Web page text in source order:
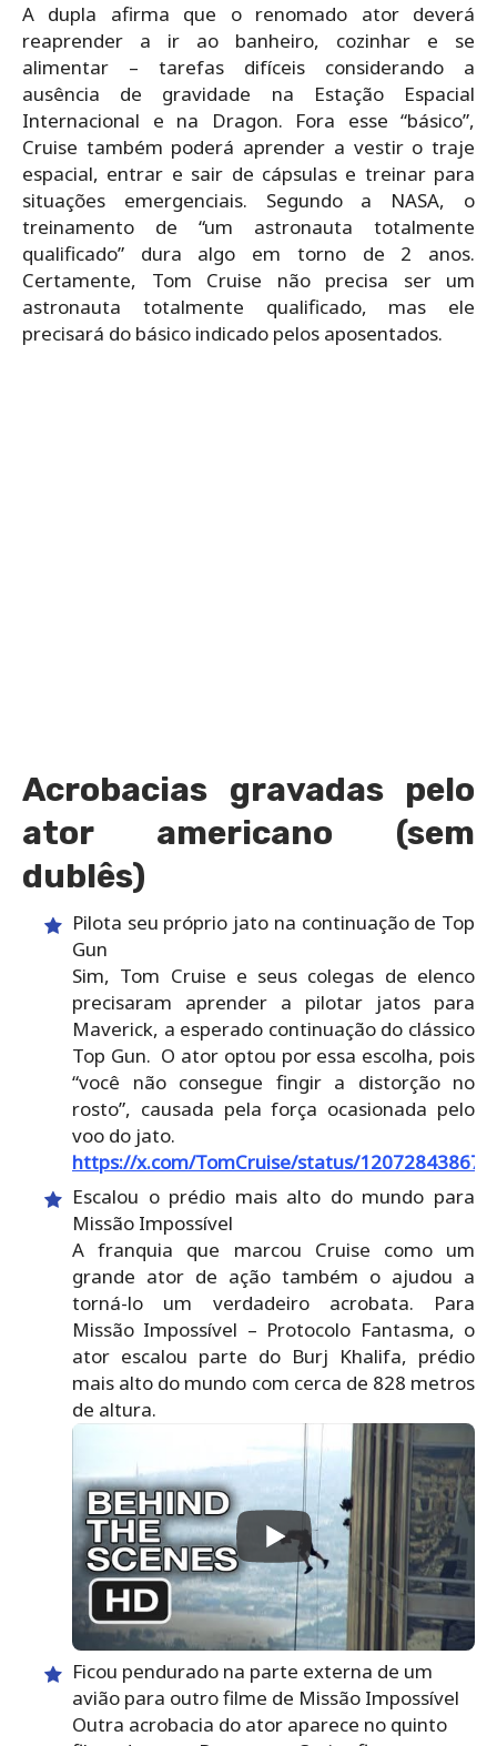
A dupla afirma que o renomado ator deverá
reaprender a ir ao banheiro, cozinhar e se
alimentar – tarefas difíceis considerando a
ausência de gravidade na Estação Espacial
Internacional e na Dragon. Fora esse “básico”,
Cruise também poderá aprender a vestir o traje
espacial, entrar e sair de cápsulas e treinar para
situações emergenciais. Segundo a NASA, o
treinamento de “um astronauta totalmente
qualificado” dura algo em torno de 2 anos.
Certamente, Tom Cruise não precisa ser um
astronauta totalmente qualificado, mas ele
precisará do básico indicado pelos aposentados.
Acrobacias gravadas pelo
ator americano (sem
dublês)
Pilota seu próprio jato na continuação de Top
Gun
Sim, Tom Cruise e seus colegas de elenco
precisaram aprender a pilotar jatos para
Maverick, a esperado continuação do clássico
Top Gun. O ator optou por essa escolha, pois
“você não consegue fingir a distorção no
rosto”, causada pela força ocasionada pelo
voo do jato.
https://x.com/TomCruise/status/
Escalou o prédio mais alto do mundo para
Missão Impossível
A franquia que marcou Cruise como um
grande ator de ação também o ajudou a
torná-lo um verdadeiro acrobata. Para
Missão Impossível – Protocolo Fantasma, o
ator escalou parte do Burj Khalifa, prédio
mais alto do mundo com cerca de 828 metros
de altura.
Ficou pendurado na parte externa de um
avião para outro filme de Missão Impossível
Outra acrobacia do ator aparece no quinto